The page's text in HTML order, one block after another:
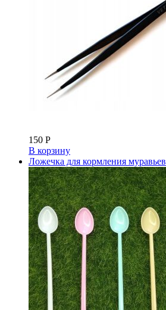
150 Р
В корзину
Ложечка для кормления муравьев